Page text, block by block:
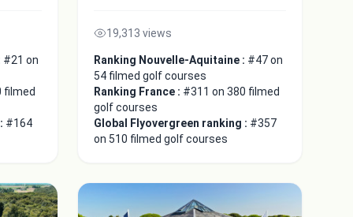
#21 on
filmed
#164
19,313 views
Ranking Nouvelle-Aquitaine : #47 on
54 filmed golf courses
Ranking France : #311 on 380 filmed
golf courses
Global Flyovergreen ranking : #357
on 510 filmed golf courses